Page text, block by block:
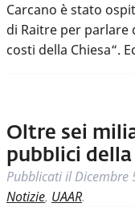
Carcano è stato
di Raitre per parlare
costi della Chiesa“.
Oltre sei
pubblici della
Pubblicati ilDicembre
Notizie, UAAR.